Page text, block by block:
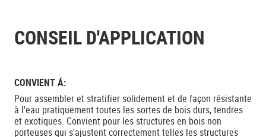
CONSEIL D'APPLICATION
CONVIENT Á:
Pour assembler et stratifier solidement et de façon résistante
à l'eau pratiquement toutes les sortes de bois durs, tendres
et exotiques. Convient pour les structures en bois non
porteuses qui s'ajustent correctement telles les structures